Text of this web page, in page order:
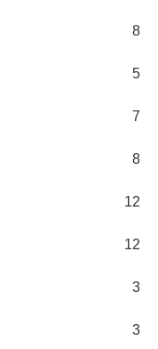
8
5
7
8
12
12
3
3